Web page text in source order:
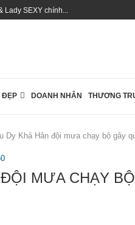
Lady SEXY chính...
ĐẸP DOANH NHÂN THƯƠNG
Dy Khả Hân đội mưa chạy bộ gây
MƯA CHẠY